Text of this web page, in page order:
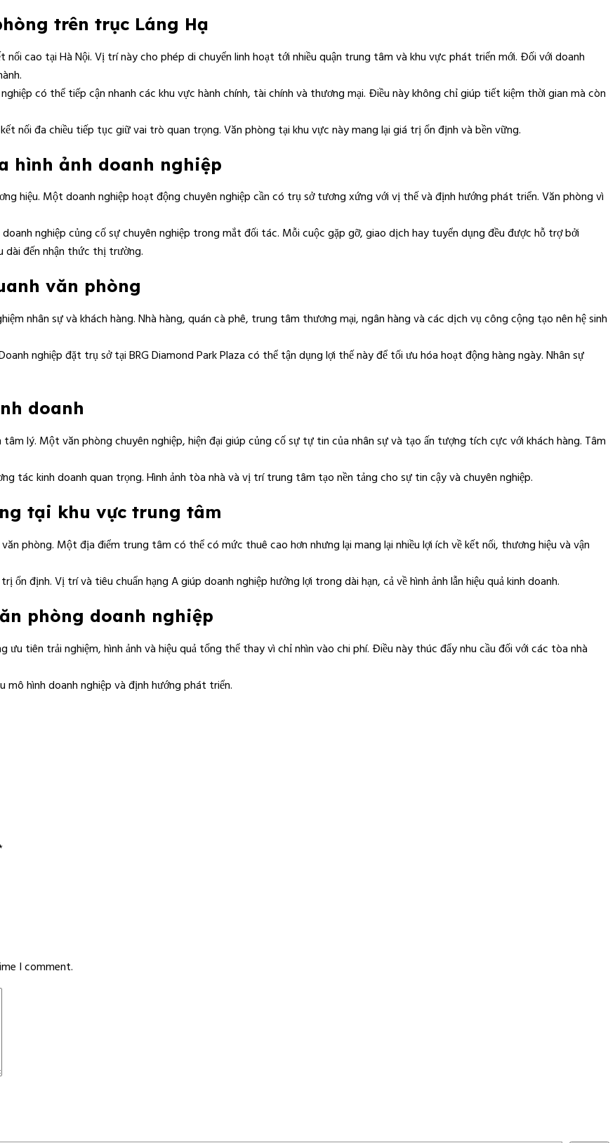
trên trục Láng Hạ
cao tại Hà Nội. Vị trí này cho phép di chuyển linh hoạt tới nhiều quận trung tâm và khu vực phát triển mới. Đối với doanh
có thể tiếp cận nhanh các khu vực hành chính, tài chính và thương mại. Điều này không chỉ giúp tiết kiệm thời gian mà còn
nối đa chiều tiếp tục giữ vai trò quan trọng. Văn phòng tại khu vực này mang lại giá trị ổn định và bền vững.
hình ảnh doanh nghiệp
hiệu. Một doanh nghiệp hoạt động chuyên nghiệp cần có trụ sở tương xứng với vị thế và định hướng phát triển. Văn phòng vì
nghiệp củng cố sự chuyên nghiệp trong mắt đối tác. Mỗi cuộc gặp gỡ, giao dịch hay tuyển dụng đều được hỗ trợ bởi
dài đến nhận thức thị trường.
văn phòng
nhân sự và khách hàng. Nhà hàng, quán cà phê, trung tâm thương mại, ngân hàng và các dịch vụ công cộng tạo nên hệ sinh
nghiệp đặt trụ sở tại BRG Diamond Park Plaza có thể tận dụng lợi thế này để tối ưu hóa hoạt động hàng ngày. Nhân sự
doanh
lý. Một văn phòng chuyên nghiệp, hiện đại giúp củng cố sự tự tin của nhân sự và tạo ấn tượng tích cực với khách hàng. Tâm
tác kinh doanh quan trọng. Hình ảnh tòa nhà và vị trí trung tâm tạo nền tảng cho sự tin cậy và chuyên nghiệp.
tại khu vực trung tâm
phòng. Một địa điểm trung tâm có thể có mức thuê cao hơn nhưng lại mang lại nhiều lợi ích về kết nối, thương hiệu và vận
ổn định. Vị trí và tiêu chuẩn hạng A giúp doanh nghiệp hưởng lợi trong dài hạn, cả về hình ảnh lẫn hiệu quả kinh doanh.
phòng doanh nghiệp
tiên trải nghiệm, hình ảnh và hiệu quả tổng thể thay vì chỉ nhìn vào chi phí. Điều này thúc đẩy nhu cầu đối với các tòa nhà
mô hình doanh nghiệp và định hướng phát triển.
I comment.